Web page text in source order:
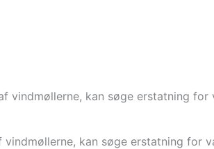
vindmøllerne, kan søge erstatning